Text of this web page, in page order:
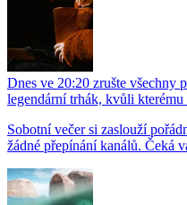
Dnes ve 20:20 zrušte všechny
legendární trhák, kvůli
Sobotní večer si zaslouží
žádné přepínání kanálů. Čeká